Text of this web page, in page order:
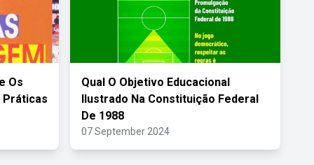
Os
Práticas
Qual O Objetivo Educacional
Ilustrado Na Constituição Federal
De 1988
07 September 2024